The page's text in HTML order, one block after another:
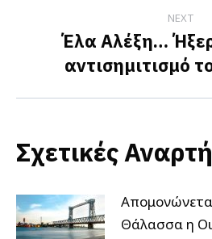
NEXT
Next
post:
Έλα Αλέξη…
αντισημιτισμό
Σχετικές
Θάλασσα η